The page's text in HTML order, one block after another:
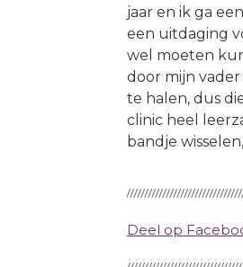
jaar en ik ga
een uitdaging
wel moeten
door mijn
te halen, dus
clinic heel
bandje
Deel op